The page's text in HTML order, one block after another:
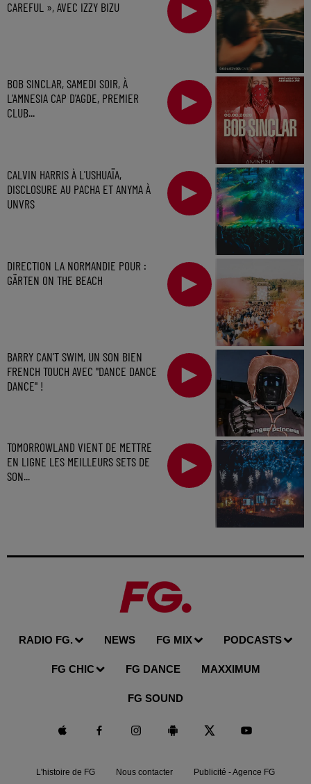
CAREFUL », AVEC IZZY BIZU
BOB SINCLAR, SAMEDI SOIR, À
L'AMNESIA CAP D'AGDE, PREMIER
CLUB...
CALVIN HARRIS À L'USHUAÏA,
DISCLOSURE AU PACHA ET ANYMA À
UNVRS
DIRECTION LA NORMANDIE POUR :
GÄRTEN ON THE BEACH
BARRY CAN'T SWIM, UN SON BIEN
FRENCH TOUCH AVEC "DANCE DANCE
DANCE" !
TOMORROWLAND VIENT DE METTRE
EN LIGNE LES MEILLEURS SETS DE
SON...
RADIO FG. NEWS FG MIX PODCASTS
FG CHIC FG DANCE MAXXIMUM
FG SOUND
L'histoire de FG Nous contacter Publicité - Agence FG